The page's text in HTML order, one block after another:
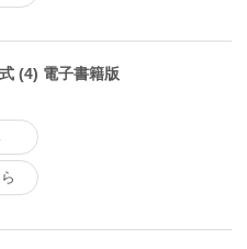
(4) 電子書籍版